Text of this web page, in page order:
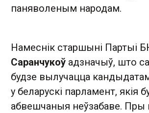
паняволеным народам.
Намеснік старшыні Партыі
Саранчукоў адзначыў, што
будзе вылучацца
у беларускі парламент, якія
абвешчаныя неўзабаве. Пры